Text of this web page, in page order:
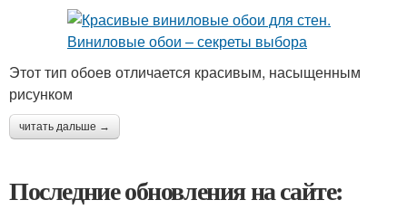
Этот тип обоев отличается красивым, насыщенным
рисунком
читать дальше →
Последние обновления на сайте: